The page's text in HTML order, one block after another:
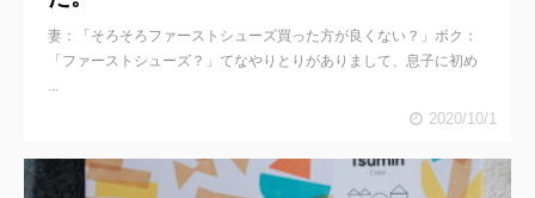
妻：「そろそろファーストシューズ買った方が良くない？」ボク：
「ファーストシューズ？」てなやりとりがありまして、息子に初め
...
2020/10/1